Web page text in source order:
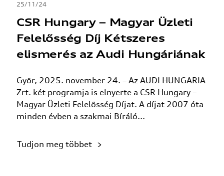
25/11/24
CSR Hungary – Magyar Üzleti
Felelősség Díj Kétszeres
elismerés az Audi Hungáriának
Győr, 2025. november 24. – Az AUDI HUNGARIA
Zrt. két programja is elnyerte a CSR Hungary –
Magyar Üzleti Felelősség Díjat. A díjat 2007 óta
minden évben a szakmai Bíráló...
Tudjon meg többet